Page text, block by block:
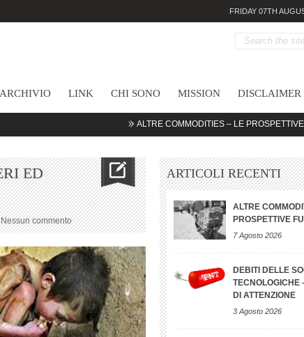
FRIDAY 07TH
ARCHIVIO LINK CHI SONO MISSION DISCLAIMER
ALTRE COMMODITIES – LE PROSPETTIVE FUTURE
ED
Nessun commentosu
IL
SOVRANO
DIRITTO
DI
ESSERE
POVERI
ED
INEFFICIENTI
ARTICOLI RECENTI
ALTRE
PROSPETTIVE
7 Agosto 2026
DEBITI DELLE
TECNOLOGICHE
DI ATTENZIONE
3 Agosto 2026